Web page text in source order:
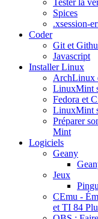
Tester la
Spices
.xsession-
Coder
Git et
Javascript
Installer Linux
ArchLinux
LinuxMint
Fedora et
LinuxMint
Préparer
Mint
Logiciels
Geany
Jeux
CEmu -
et TI 84